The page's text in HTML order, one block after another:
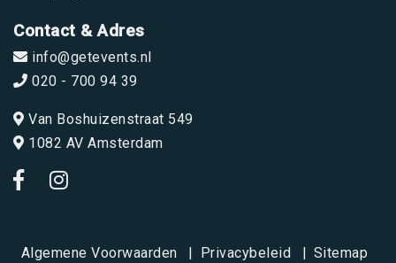
Contact & Adres
info@getevents.nl
020 - 700 94 39
Van Boshuizenstraat 549
1082 AV Amsterdam
Algemene Voorwaarden Privacybeleid
Sitemap